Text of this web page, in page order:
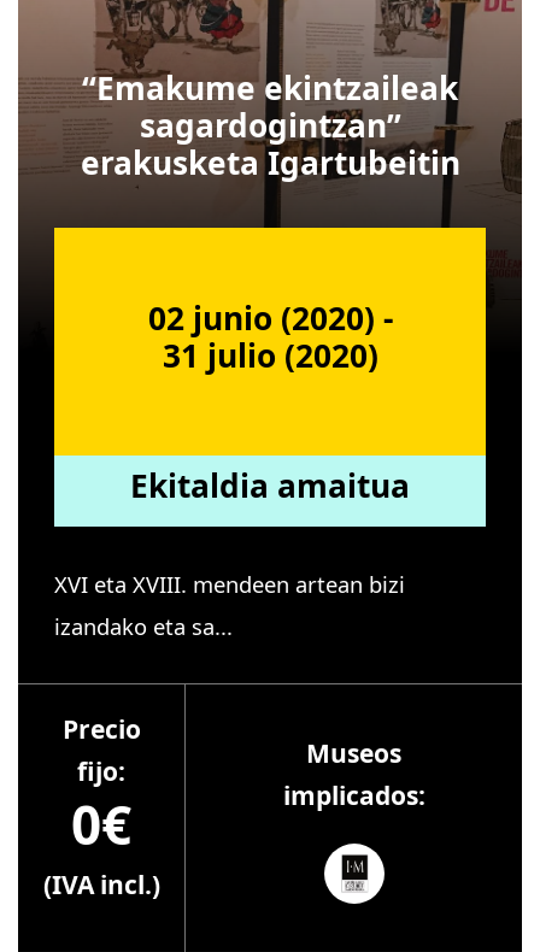
“Emakume ekintzaileak
sagardogintzan”
erakusketa Igartubeitin
02 junio (2020) -
31 julio (2020)
Ekitaldia amaitua
XVI eta XVIII. mendeen artean bizi
izandako eta sa...
Precio
fijo:
0€
(IVA incl.)
Museos
implicados: